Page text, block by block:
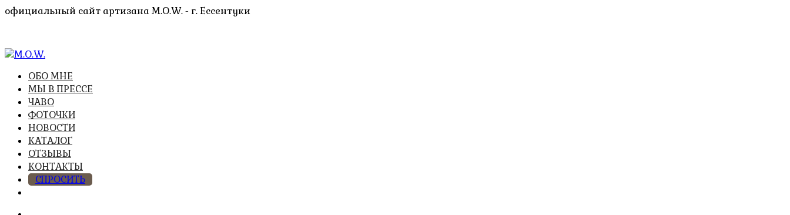
Перейти
официальный сайт артизана M.O.W. - г. Ессентуки
M.O.W.
высочайшее качество из натуральных компонентов
ОБО МНЕ
МЫ В ПРЕССЕ
ЧАВО
ФОТОЧКИ
НОВОСТИ
КАТАЛОГ
ОТЗЫВЫ
КОНТАКТЫ
СПРОСИТЬ